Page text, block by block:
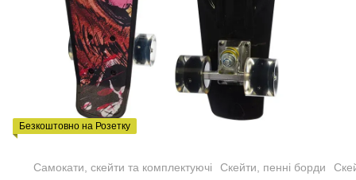
Безкоштовно на Розетку
Самокати, скейти та комплектуючі Скейти, пенні борди